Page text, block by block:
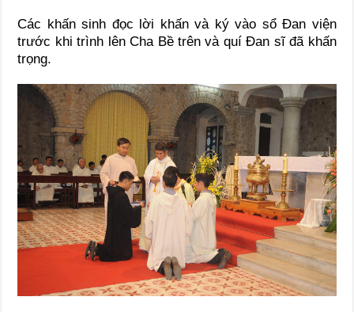
Các khấn sinh đọc lời khấn và ký vào sổ Đan viện
trước khi trình lên Cha Bề trên và quí Đan sĩ đã khấn
trọng.